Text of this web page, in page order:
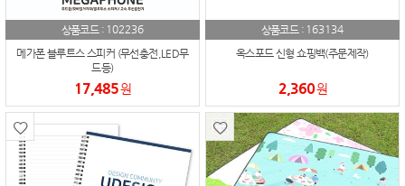
상품코드 : 102236
메가폰 블루트스 스피커 (무선충전,LED무
드등)
17,485원
상품코드 : 163134
옥스포드 신형 쇼핑백(주문제작)
2,360원